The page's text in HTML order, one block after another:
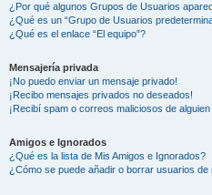
¿Por qué algunos Grupos de Usuarios
¿Qué es un “Grupo de Usuarios
¿Qué es el enlace “El equipo”?
Mensajería privada
¡No puedo enviar un mensaje privado!
¡Recibo mensajes privados no deseados!
¡Recibí spam o correos maliciosos de
Amigos e Ignorados
¿Qué es la lista de Mis Amigos e Ignorados?
¿Cómo se puede añadir o borrar usuarios de